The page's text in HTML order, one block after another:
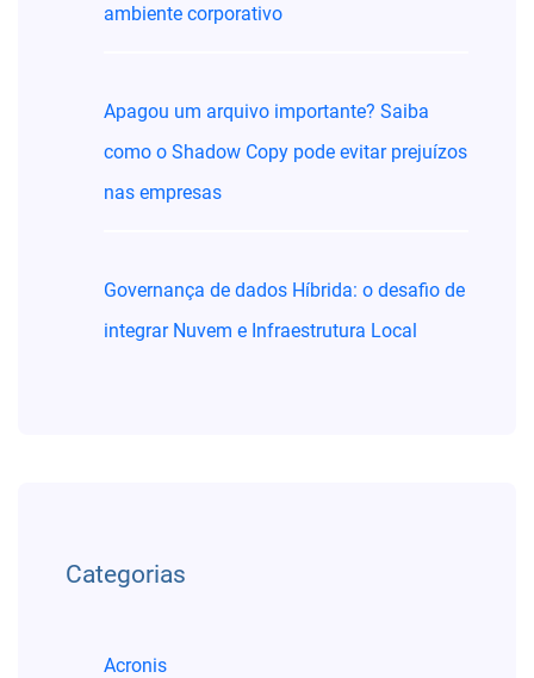
ambiente corporativo
Apagou um arquivo importante? Saiba
como o Shadow Copy pode evitar prejuízos
nas empresas
Governança de dados Híbrida: o desafio de
integrar Nuvem e Infraestrutura Local
Categorias
Acronis